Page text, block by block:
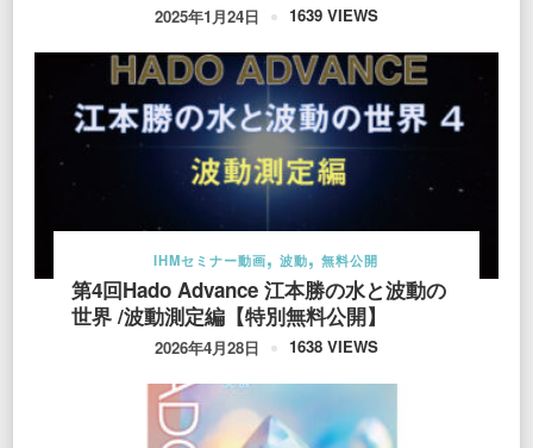
2025年1月24日 1639 VIEWS
IHMセミナー動画 波動 無料公開
第4回Hado Advance 江本勝の水と波動の
世界 /波動測定編【特別無料公開】
2026年4月28日 1638 VIEWS